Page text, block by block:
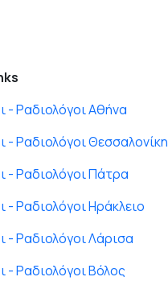
- Ραδιολόγοι Αθήνα
- Ραδιολόγοι Θεσσαλονίκη
- Ραδιολόγοι Πάτρα
- Ραδιολόγοι Ηράκλειο
- Ραδιολόγοι Λάρισα
- Ραδιολόγοι Βόλος